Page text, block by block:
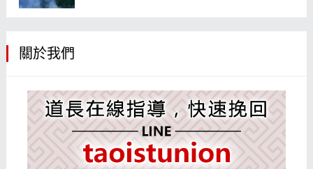
關於我們